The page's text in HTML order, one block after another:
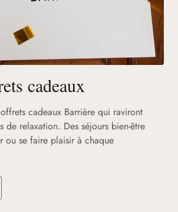
cadeaux
cadeaux Barrière qui raviront
de relaxation. Des séjours bien-être
ou se faire plaisir à chaque